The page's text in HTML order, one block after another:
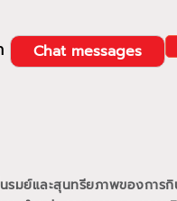
Chat messages
รมย์และสุนทรียภาพของการ